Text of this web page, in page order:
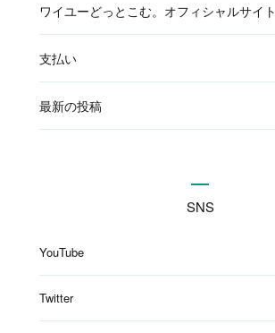
ワイユーどっとこむ。オフィシャルサイト
支払い
最新の投稿
SNS
YouTube
Twitter